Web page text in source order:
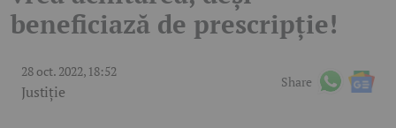
beneficiază de prescripție!
28 oct. 2022, 18:52
Justiție
Share